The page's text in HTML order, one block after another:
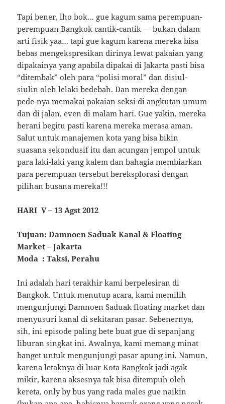
Tapi bener, lho bok… gue kagum sama perempuan-
perempuan Bangkok cantik-cantik — bukan dalam
arti fisik yaa… tapi gue kagum karena mereka bisa
bebas mengekspresikan dirinya lewat pakaian yang
dipakainya yang apabila dipakai di Jakarta pasti bisa
“ditembak” oleh para “polisi moral” dan disiul-
siulin oleh lelaki bedebah. Dan mereka dengan
pede-nya memakai pakaian seksi di angkutan umum
dan di jalan, even di malam hari. Gue yakin, mereka
berani begitu pasti karena mereka merasa aman.
Salut untuk manajemen kota yang bisa bikin
suasana sekondusif itu dan acungan jempol untuk
para laki-laki yang kalem dan bahagia membiarkan
para perempuan tersebut bereksplorasi dengan
pilihan busana mereka!!!
HARI V – 13 Agst 2012
Tujuan: Damnoen Saduak Kanal & Floating
Market – Jakarta
Moda : Taksi, Perahu
Ini adalah hari terakhir kami berpelesiran di
Bangkok. Untuk menutup acara, kami memilih
mengunjungi Damnoen Saduak floating market dan
menyusuri kanal di sekitaran pasar. Sebenernya,
sih, ini episode paling bete buat gue di sepanjang
liburan singkat ini. Awalnya, kami memang minat
banget untuk mengunjungi pasar apung ini. Namun,
karena letaknya di luar Kota Bangkok jadi agak
mikir, karena aksesnya tak bisa ditempuh oleh
kereta, only by bus yang rada males gue naikin